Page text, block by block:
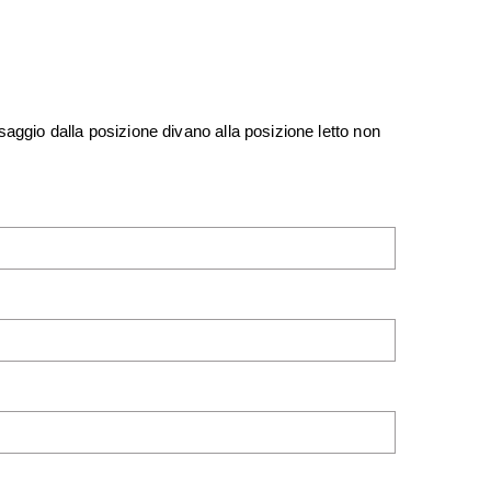
dalla posizione divano alla posizione letto non